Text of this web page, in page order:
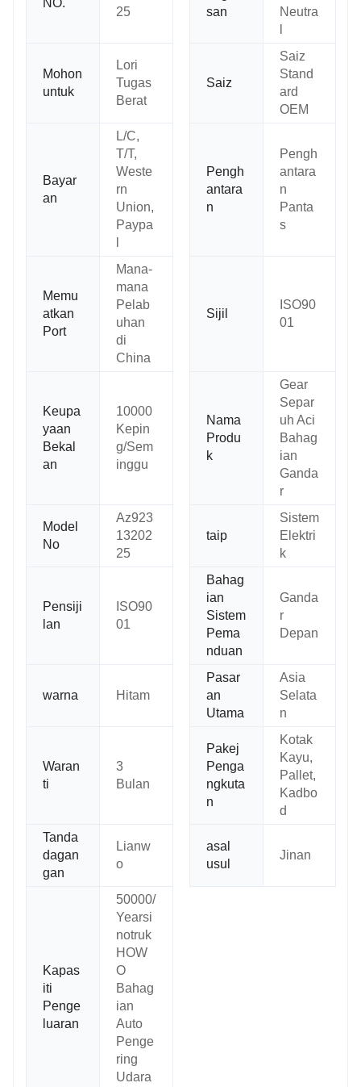
NO.
25
san
Neutra
Mohon
untuk
Lori
Tugas
Berat
Saiz
Saiz
Stand
ard
OEM
Bayar
an
L/C,
T/T,
Weste
rn
Union,
Paypa
Pengh
antara
n
Pengh
antara
n
Panta
s
Memu
atkan
Port
Mana-
mana
Pelab
uhan
di
China
Sijil
ISO90
01
Keupa
yaan
Bekal
an
10000
Kepin
g/Sem
inggu
Nama
Produ
k
Gear
Separ
uh Aci
Bahag
ian
Ganda
r
Model
No
Az923
13202
25
taip
Sistem
Elektri
k
Pensiji
lan
ISO90
01
Bahag
ian
Sistem
Pema
nduan
Ganda
r
Depan
warna Hitam
Pasar
an
Utama
Asia
Selata
n
Waran
ti
3
Bulan
Pakej
Penga
ngkuta
n
Kotak
Kayu,
Pallet,
Kadbo
d
Tanda
dagan
gan
Lianw
o
asal
usul
Jinan
Kapas
iti
Penge
luaran
50000/
Yearsi
notruk
HOW
O
Bahag
ian
Auto
Penge
ring
Udara